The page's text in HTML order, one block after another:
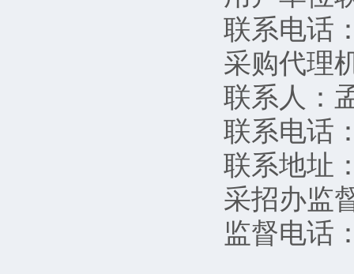
联系电话
采购代理
联系人：
联系电话
联系地址
采招办监
监督电话